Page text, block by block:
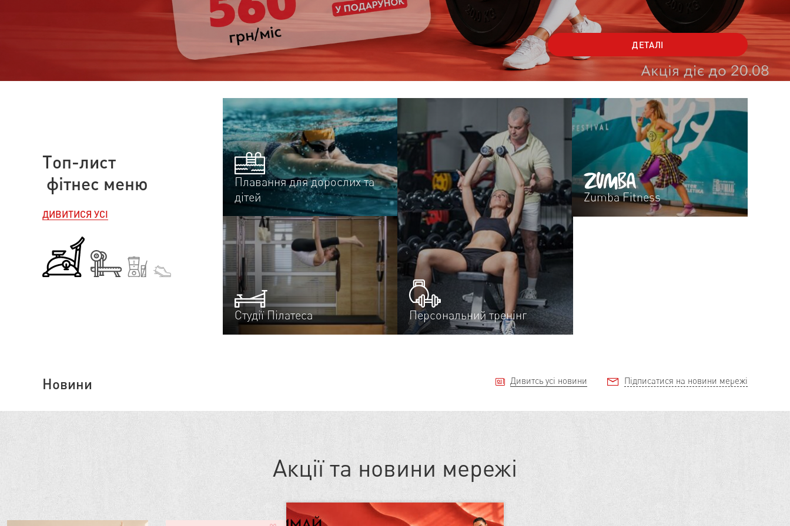
Плавання для дорослих та
дітей
Студії Пілатеса Персональний тренінг
Zumba Fitness
Новини Дивитсь усі новини Підписатися на новини мережі
Акції та новини мережі